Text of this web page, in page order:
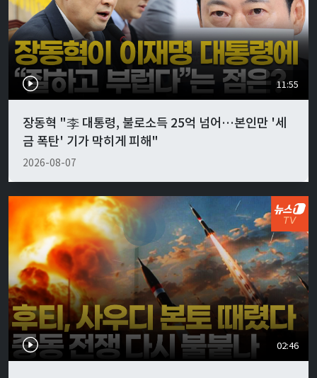
11:55
장동혁 "李 대통령, 불로소득 25억 넘어…본인만 '세
금 폭탄' 기가 막히게 피해"
2026-08-07
02:46